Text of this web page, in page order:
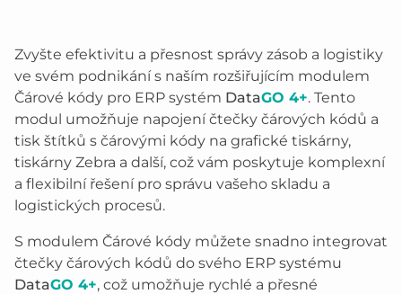
Zvyšte efektivitu a přesnost správy zásob a logistiky
ve svém podnikání s naším rozšiřujícím modulem
Čárové kódy pro ERP systém DataGO 4+. Tento
modul umožňuje napojení čtečky čárových kódů a
tisk štítků s čárovými kódy na grafické tiskárny,
tiskárny Zebra a další, což vám poskytuje komplexní
a flexibilní řešení pro správu vašeho skladu a
logistických procesů.
S modulem Čárové kódy můžete snadno integrovat
čtečky čárových kódů do svého ERP systému
DataGO 4+, což umožňuje rychlé a přesné